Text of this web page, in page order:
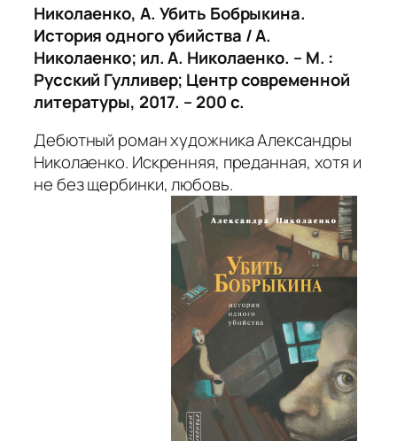
Николаенко, А. Убить Бобрыкина.
История одного убийства / А.
Николаенко; ил. А. Николаенко. – М. :
Русский Гулливер; Центр современной
литературы, 2017. – 200 с.
Дебютный роман художника Александры
Николаенко. Искренняя, преданная, хотя и
не без щербинки, любовь.